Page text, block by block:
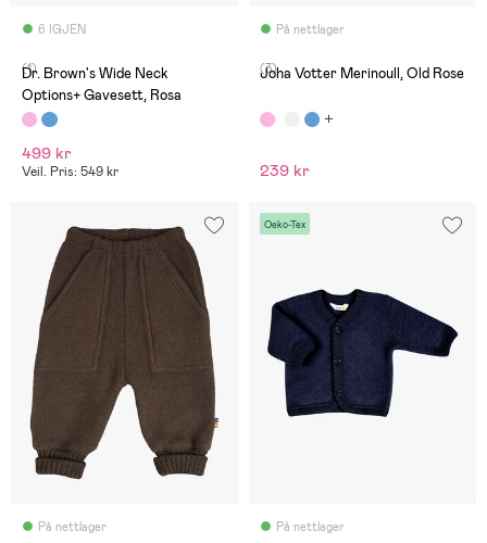
6 IGJEN
(1)
Dr. Brown's Wide Neck
Options+ Gavesett, Rosa
499 kr
Veil. Pris: 549 kr
På nettlager
(3)
Joha Votter Merinoull, Old Rose
239 kr
På nettlager
Oeko-Tex
På nettlager